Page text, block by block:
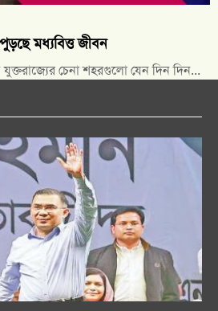
মধ্যবিত্ত জীবন
যুক্তরাজ্যের চেনা শহরগুলো যেন দিন দিন...